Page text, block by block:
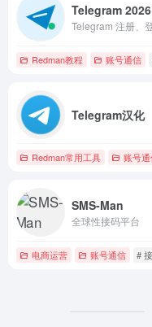
Telegram
Telegram 注册、
Redman教程 账号通信
Telegram汉化
Redman常用工具 账号
SMS-Man
全球性接码平台
电商运营 账号通信 #